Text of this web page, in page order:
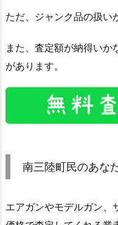
ただ、ジャンク品の扱い
また、査定額が納得いか
があります。
南三陸町民のあな
エアガンやモデルガン、